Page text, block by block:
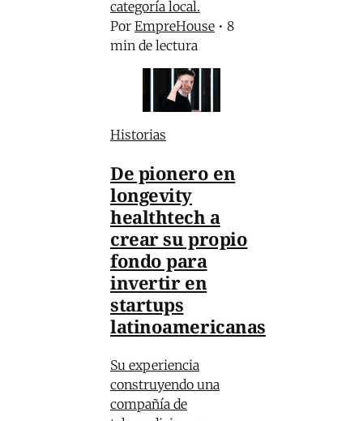
categoría local.
Por EmpreHouse • 8
min de lectura
Historias
De pionero en
longevity
healthtech a
crear su propio
fondo para
invertir en
startups
latinoamericanas
Su experiencia
construyendo una
compañía de